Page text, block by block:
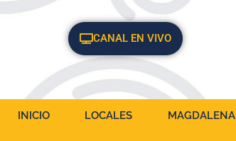
CANAL EN VIVO
INICIO LOCALES MAGDALENA